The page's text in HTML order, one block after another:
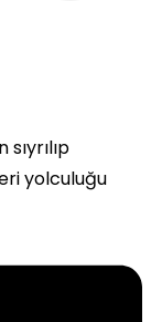
yolculuğu